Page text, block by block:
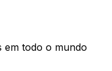
em todo o mundo